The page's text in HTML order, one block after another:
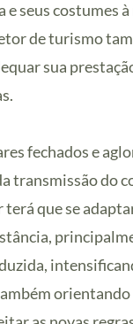
seus costumes
de turismo
sua
fechados e
transmissão do
que se